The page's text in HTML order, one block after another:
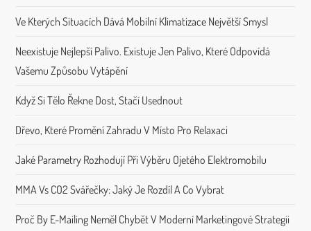
Ve Kterých Situacích Dává Mobilní Klimatizace Největší Smysl
Neexistuje Nejlepší Palivo. Existuje Jen Palivo, Které Odpovídá
Vašemu Způsobu Vytápění
Když Si Tělo Řekne Dost, Stačí Usednout
Dřevo, Které Promění Zahradu V Místo Pro Relaxaci
Jaké Parametry Rozhodují Při Výběru Ojetého Elektromobilu
MMA Vs CO2 Svářečky: Jaký Je Rozdíl A Co Vybrat
Proč By E-Mailing Neměl Chybět V Moderní Marketingové Strategii